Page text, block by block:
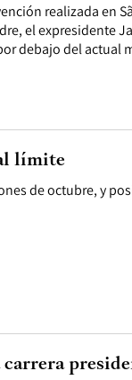
realizada en
el expresidente
debajo del actual
de octubre, y
límite
carrera